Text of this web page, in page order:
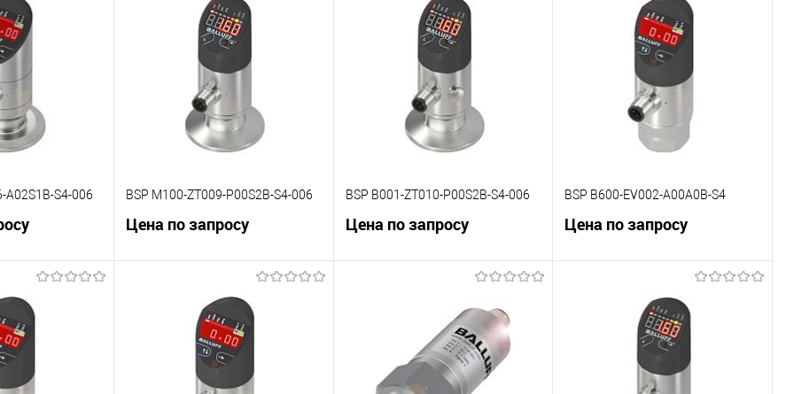
К сравнению
В избранное
К сравнению
В избранное
К сравнению
В избранное
A02S1B-S4-006 BSP M100-ZT009-P00S2B-S4-006
Цена по запросу
В корзину
К сравнению
В избранное
BSP B001-ZT010-P00S2B-S4-006
Цена по запросу
В корзину
В избранное
Под заказ
BSP B600-EV002-A00A0B-S4
Цена по запросу
В корзину
К сравнению
В избранное